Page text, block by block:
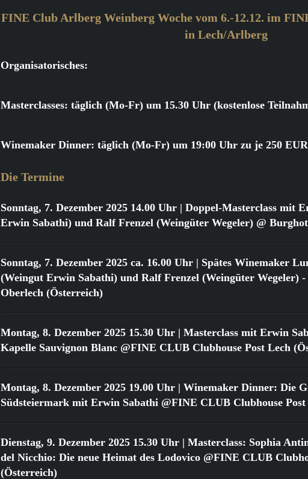
FINE Club Arlberg Weinberg Woche vom 6.-12.12. im
in Lech/Arlberg
Organisatorisches:
Masterclasses: täglich (Mo-Fr) um 15.30 Uhr (kostenlose
Winemaker Dinner: täglich (Mo-Fr) um 19:00 Uhr zu je 250
Die Termine
Sonntag, 7. Dezember 2025 14.00 Uhr | Doppel-Masterclass mit
Erwin Sabathi) und Ralf Frenzel (Weingüter Wegeler) @
Sonntag, 7. Dezember 2025 ca. 16.00 Uhr | Spätes Winemaker
(Weingut Erwin Sabathi) und Ralf Frenzel (Weingüter Wegeler)
Oberlech (Österreich)
Montag, 8. Dezember 2025 15.30 Uhr | Masterclass mit Erwin
Kapelle Sauvignon Blanc @FINE CLUB Clubhouse Post Lech
Montag, 8. Dezember 2025 19.00 Uhr | Winemaker Dinner: Die
Südsteiermark mit Erwin Sabathi @FINE CLUB Clubhouse
Dienstag, 9. Dezember 2025 15.30 Uhr | Masterclass: Sophia
del Nicchio: Die neue Heimat des Lodovico @FINE CLUB
(Österreich)